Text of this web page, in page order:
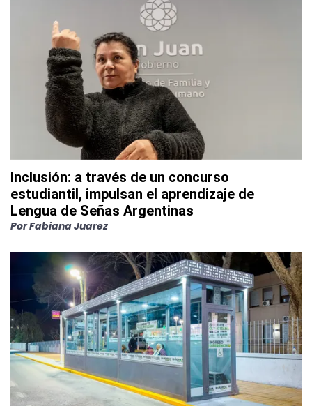
Inclusión: a través de un concurso
estudiantil, impulsan el aprendizaje de
Lengua de Señas Argentinas
PorFabiana Juarez